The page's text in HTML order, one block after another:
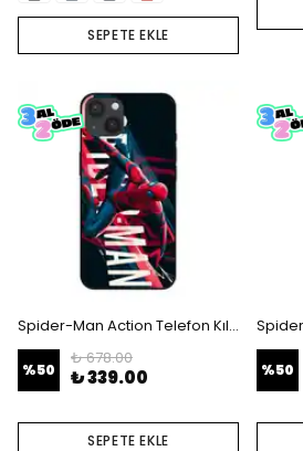
SEPETE EKLE
Spider-Man Action Telefon Kılıfı
%50
₺ 678.00
₺ 339.00
SEPETE EKLE
%50